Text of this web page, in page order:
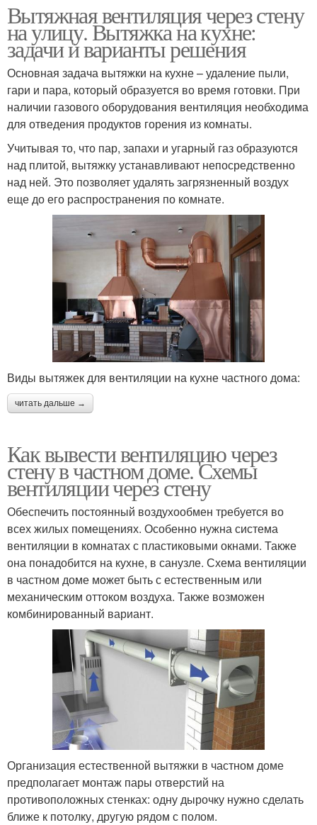
Вытяжная вентиляция через стену
на улицу. Вытяжка на кухне:
задачи и варианты решения
Основная задача вытяжки на кухне – удаление пыли,
гари и пара, который образуется во время готовки. При
наличии газового оборудования вентиляция необходима
для отведения продуктов горения из комнаты.
Учитывая то, что пар, запахи и угарный газ образуются
над плитой, вытяжку устанавливают непосредственно
над ней. Это позволяет удалять загрязненный воздух
еще до его распространения по комнате.
Виды вытяжек для вентиляции на кухне частного дома:
читать дальше →
Как вывести вентиляцию через
стену в частном доме. Схемы
вентиляции через стену
Обеспечить постоянный воздухообмен требуется во
всех жилых помещениях. Особенно нужна система
вентиляции в комнатах с пластиковыми окнами. Также
она понадобится на кухне, в санузле. Схема вентиляции
в частном доме может быть с естественным или
механическим оттоком воздуха. Также возможен
комбинированный вариант.
Организация естественной вытяжки в частном доме
предполагает монтаж пары отверстий на
противоположных стенках: одну дырочку нужно сделать
ближе к потолку, другую рядом с полом.